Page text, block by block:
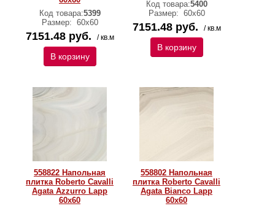
Код товара:5399
Размер: 60х60
7151.48 руб. / кв.м
В корзину
Код товара:5400
Размер: 60х60
7151.48 руб. / кв.м
В корзину
558822 Напольная
плитка Roberto Cavalli
Agata Azzurro Lapp
60x60
558802 Напольная
плитка Roberto Cavalli
Agata Bianco Lapp
60x60